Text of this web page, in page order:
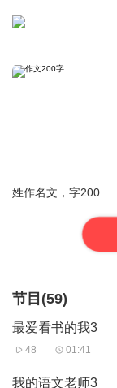
姓作名文，字200
节目(59)
最爱看书的我3
48 01:41
我的语文老师3